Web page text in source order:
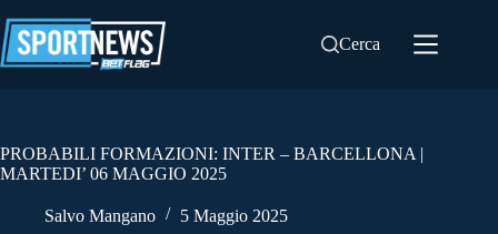
al
contenuto
Cerca
PROBABILI FORMAZIONI: INTER – BARCELLONA |
MARTEDI’ 06 MAGGIO 2025
Salvo Mangano 5 Maggio 2025